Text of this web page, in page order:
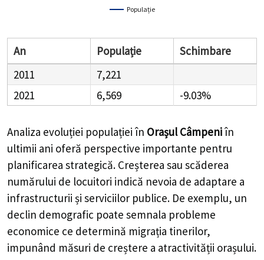
Populație
An Populație
Schimbare
2011
7,221
2021
6,569 -9.03%
Analiza evoluției populației în Orașul Câmpeniîn
ultimii ani oferă perspective importante pentru
planificarea strategică. Creșterea sau scăderea
numărului de locuitori indică nevoia de adaptare a
infrastructurii și serviciilor publice. De exemplu, un
declin demografic poate semnala probleme
economice ce determină migrația tinerilor,
impunând măsuri de creștere a atractivității orașului.